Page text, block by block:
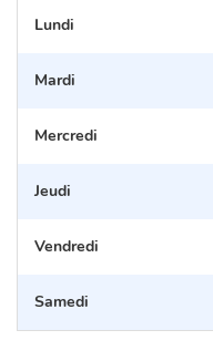
Lundi
Mardi
Mercredi
Jeudi
Vendredi
Samedi